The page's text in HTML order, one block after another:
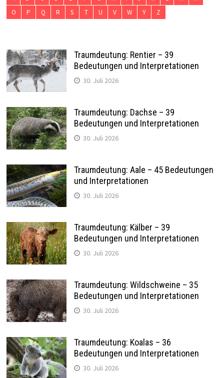
O
P Q R S T U V W Y Z
Traumdeutung: Rentier – 39
Bedeutungen und Interpretationen
30. Juli 2026
Traumdeutung: Dachse – 39
Bedeutungen und Interpretationen
30. Juli 2026
Traumdeutung: Aale – 45 Bedeutungen
und Interpretationen
30. Juli 2026
Traumdeutung: Kälber – 39
Bedeutungen und Interpretationen
30. Juli 2026
Traumdeutung: Wildschweine – 35
Bedeutungen und Interpretationen
30. Juli 2026
Traumdeutung: Koalas – 36
Bedeutungen und Interpretationen
30. Juli 2026